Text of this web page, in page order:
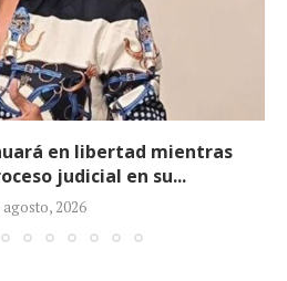
Alfredo Vargas da un giro
de tres...
agosto, 2026